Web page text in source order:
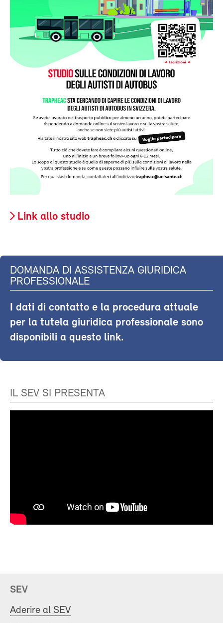
Link allo studio
DOMANDA DI ASSISTENZA GIURIDICA
PROFESSIONALE
I dati di contatto e la procedura attuale
per la tutela giuridica professionale sono
disponibili a questo link.
IL SEV SI PRESENTA
SEV
Aderire al SEV